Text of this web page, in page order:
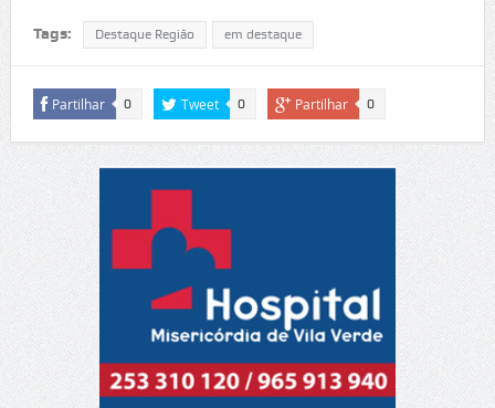
Tags: Destaque Região em destaque
Partilhar 0 Tweet 0 Partilhar 0